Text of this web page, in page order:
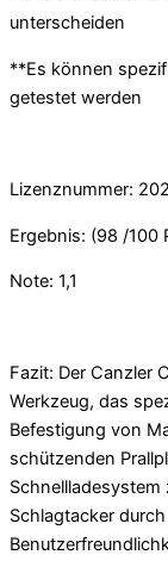
unterscheiden
**Es können
getestet werden
Lizenznummer:
Ergebnis: (98 /100
Note: 1,1
Fazit: Der Canzler
Werkzeug, das
Befestigung von
schützenden
Schlagtacker